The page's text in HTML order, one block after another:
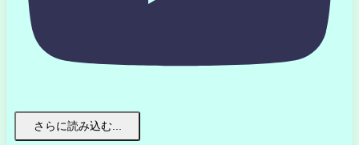
さらに読み込む...